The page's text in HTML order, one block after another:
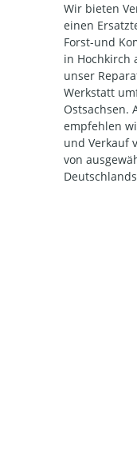
Wir bieten
einen
Forst-und
in Hochkirch
unser
Werkstatt
Ostsachsen.
empfehlen
und Verkauf
von